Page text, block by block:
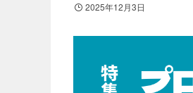
2025年12月3日